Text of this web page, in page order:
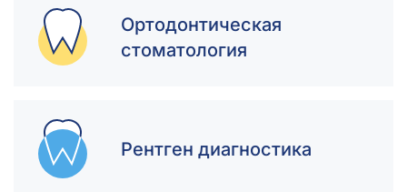
Ортодонтическая
стоматология
Рентген диагностика